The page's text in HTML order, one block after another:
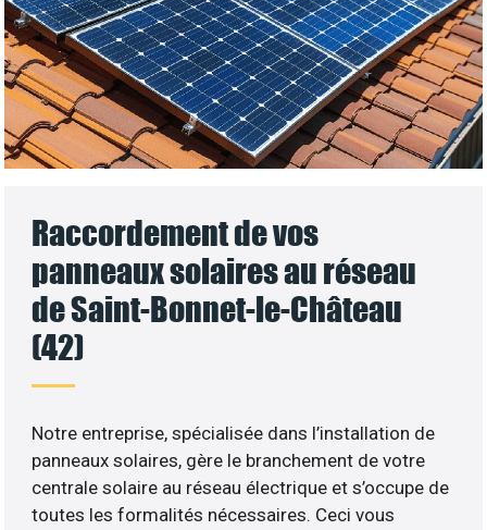
Raccordement de vos
panneaux solaires au réseau
de Saint-Bonnet-le-Château
(42)
Notre entreprise, spécialisée dans l’installation de
panneaux solaires, gère le branchement de votre
centrale solaire au réseau électrique et s’occupe de
toutes les formalités nécessaires. Ceci vous